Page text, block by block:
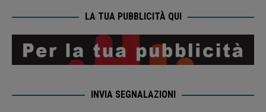
LA TUA PUBBLICITÀ QUI
INVIA SEGNALAZIONI